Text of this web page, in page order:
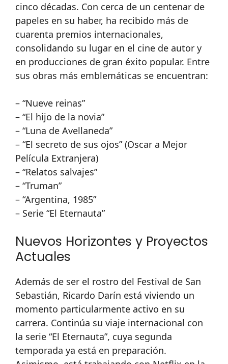
cinco décadas. Con cerca de un centenar de
papeles en su haber, ha recibido más de
cuarenta premios internacionales,
consolidando su lugar en el cine de autor y
en producciones de gran éxito popular. Entre
sus obras más emblemáticas se encuentran:
– “Nueve reinas”
– “El hijo de la novia”
– “Luna de Avellaneda”
– “El secreto de sus ojos” (Oscar a Mejor
Película Extranjera)
– “Relatos salvajes”
– “Truman”
– “Argentina, 1985”
– Serie “El Eternauta”
Nuevos Horizontes y Proyectos
Actuales
Además de ser el rostro del Festival de San
Sebastián, Ricardo Darín está viviendo un
momento particularmente activo en su
carrera. Continúa su viaje internacional con
la serie “El Eternauta”, cuya segunda
temporada ya está en preparación.